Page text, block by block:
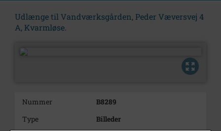
Udlænge til Vandværksgården, Peder Væversvej 4
A, Kvarmløse.
Nummer
B8289
Type
Billeder